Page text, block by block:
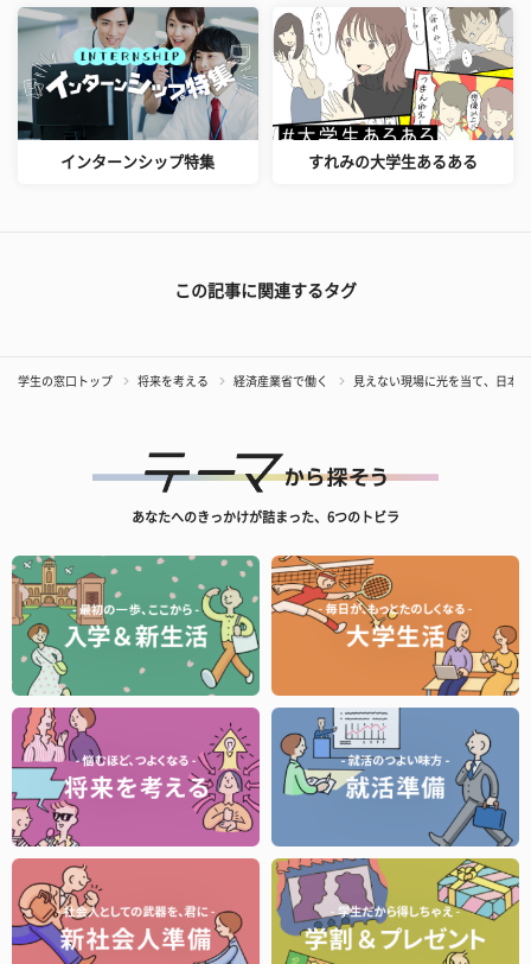
インターンシップ特集 すれみの大学生あるある
この記事に関連するタグ
学生の窓口トップ 将来を考える 経済産業省で働く 見えない現場に光を当て、日本
あなたへのきっかけが詰まった、6つのトビラ